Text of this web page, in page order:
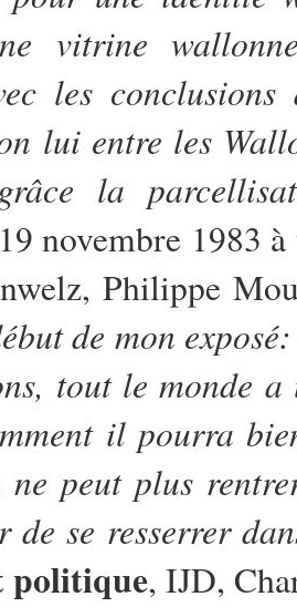
vitrine
les
lui entre les
la
novembre 1983
Philippe
de mon
tout le monde
il pourra
peut plus
de se resserrer
politique, IJD,